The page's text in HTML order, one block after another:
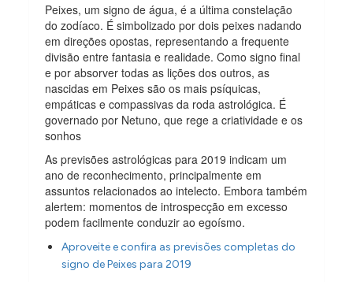
Peixes, um signo de água, é a última constelação
do zodíaco. É simbolizado por dois peixes nadando
em direções opostas, representando a frequente
divisão entre fantasia e realidade. Como signo final
e por absorver todas as lições dos outros, as
nascidas em Peixes são os mais psíquicas,
empáticas e compassivas da roda astrológica. É
governado por Netuno, que rege a criatividade e os
sonhos
As previsões astrológicas para 2019 indicam um
ano de reconhecimento, principalmente em
assuntos relacionados ao intelecto. Embora também
alertem: momentos de introspecção em excesso
podem facilmente conduzir ao egoísmo.
Aproveite e confira as previsões completas do
signo de Peixes para 2019